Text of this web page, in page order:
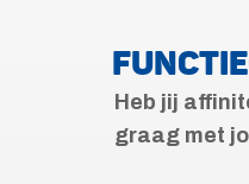
Heb jij
graag met